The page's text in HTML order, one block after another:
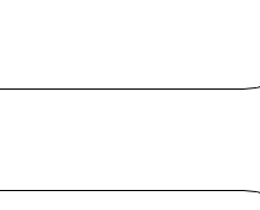
بالصور, ,
المنزلية
الدهانات,
في اربد,